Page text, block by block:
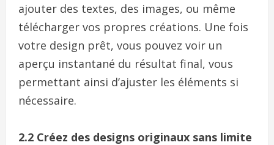
ajouter des textes, des images, ou même
télécharger vos propres créations. Une fois
votre design prêt, vous pouvez voir un
aperçu instantané du résultat final, vous
permettant ainsi d’ajuster les éléments si
nécessaire.
2.2 Créez des designs originaux sans limite